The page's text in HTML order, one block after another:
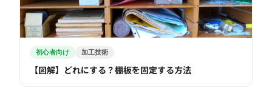
初心者向け 加工技術
【図解】どれにする？棚板を固定する方法